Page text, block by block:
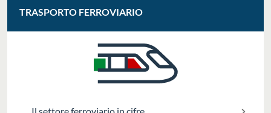
TRASPORTO FERROVIARIO